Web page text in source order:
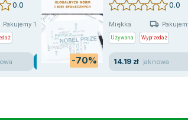
0.0
Pakujemy 10.08
-70%
Marcin, Sadłocha
Elżbieta
0.0
Miękka
Używana Wyprzedaż
14.19 zł jak nowa